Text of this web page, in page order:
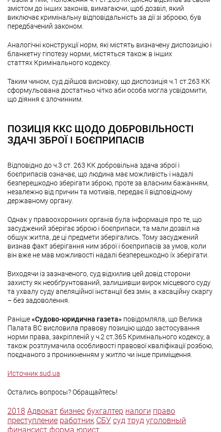
змістом до інших законів, вимагаючи, щоб дозвіл, який
виключає кримінальну відповідальність за дії зі зброєю, був
передбачений законом.
Аналогічні конструкції норм, які містять визначену диспозицію і
бланкетну гіпотезу норми, містяться також в інших
статтях Кримінального кодексу.
Таким чином, суд дійшов висновку, що диспозиція ч.1 ст.263 КК
сформульована достатньо чітко аби особа могла усвідомити,
що діяння є злочинним.
ПОЗИЦІЯ ККС ЩОДО ДОБРОВІЛЬНОСТІ
ЗДАЧІ ЗБРОЇ І БОЄПРИПАСІВ
Відповідно до ч.3 ст. 263 КК добровільна здача зброї і
боєприпасів означає, що людина має можливість і надалі
безперешкодно зберігати зброю, проте за власним бажанням,
незалежно від причин та мотивів, передає її відповідному
державному органу.
Однак у правоохоронних органів була інформація про те, що
засуджений зберігає зброю і боєприпаси, та мали дозвіл на
обшук житла, де ці предмети зберігались. Тому засуджений
визнав факт зберігання ним зброї і боєприпасів за умов, коли
він вже не мав можливості надалі безперешкодно їх зберігати.
Виходячи із зазначеного, суд відхилив цей довід сторони
захисту як необґрунтований, залишивши вирок місцевого суду
та ухвалу суду апеляційної інстанції без змін, а касаційну скаргу
– без задоволення.
Раніше«Судово-юридична газета» повідомляла, що Велика
Палата ВС висловила правову позицію щодо застосування
норми права, закріпленій у ч.2 ст.365 Кримінального кодексу, а
також розтлумачила особливості правової кваліфікації розбою,
поєднаного з проникненням у житло чи інше приміщення.
Источник sud.ua
Остались вопросы? Обращайтесь!
2018 Адвокат бизнес бухгалтер налоги право
преступление работник СБУ суд труд уголовный
финансист форма юрист